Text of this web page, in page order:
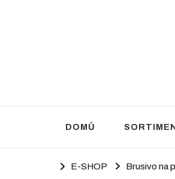
DOMŮ
E-SHOP Brusivo na